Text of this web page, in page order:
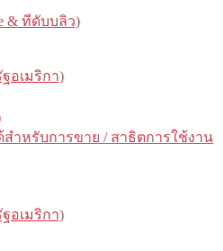
& ทีดับบลิว)
อเมริกา)
สำหรับการขาย / สาธิตการใช้งาน
อเมริกา)